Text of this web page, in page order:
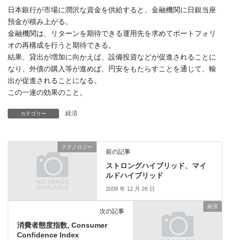
日本銀行が市場に潤沢な資金を供給すると、金融機関に日銀当座
預金が積み上がる。
金融機関は、リターンを期待できる運用先を求めてポートフォリ
オの再構成を行うと期待できる。
結果、貸出が増加に向かえば、設備投資などが促進されることに
なり、外債の購入等が進めば、円安をもたらすことを通じて、輸
出が促進されることになる。
この一連の効果のこと。
カテゴリー 経済
テクノロジー
前の記事
ストロングハイブリッド、マイ
ルドハイブリッド
2008 年 12 月 26 日
経済
次の記事
消費者態度指数, Consumer
Confidence Index